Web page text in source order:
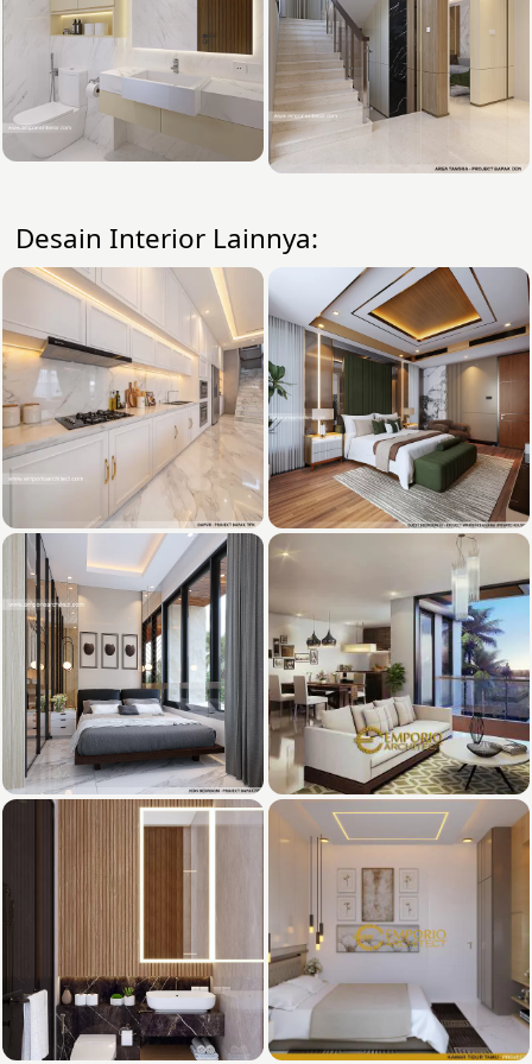
Desain Interior Lainnya: